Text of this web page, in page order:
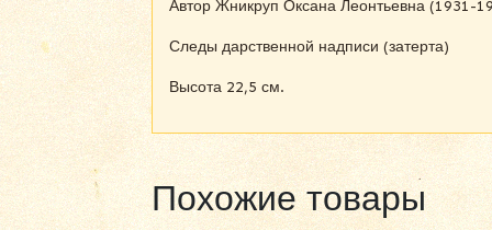
Автор Жникруп Оксана Леонтьевна (1931-
Следы дарственной надписи (затерта)
Высота 22,5 см.
Похожие товары